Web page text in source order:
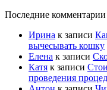
Последние комментарии
Ирина к записи
вычесывать кошку
Елена к записи
Катя к записи
проведения